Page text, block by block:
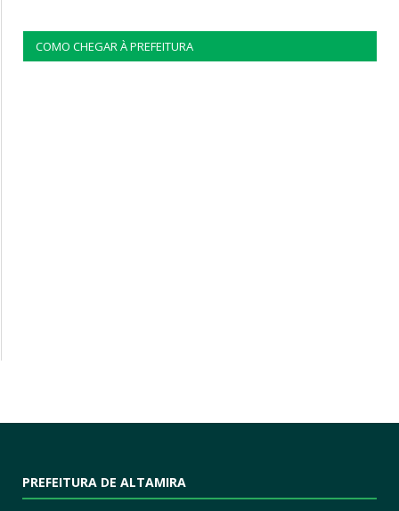
COMO CHEGAR À PREFEITURA
PREFEITURA DE ALTAMIRA